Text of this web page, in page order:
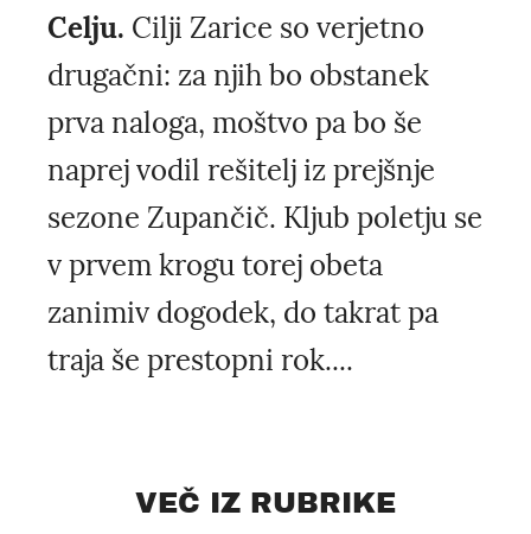
Celju. Cilji Zarice so verjetno
drugačni: za njih bo obstanek
prva naloga, moštvo pa bo še
naprej vodil rešitelj iz prejšnje
sezone Zupančič. Kljub poletju se
v prvem krogu torej obeta
zanimiv dogodek, do takrat pa
traja še prestopni rok....
VEČ IZ RUBRIKE